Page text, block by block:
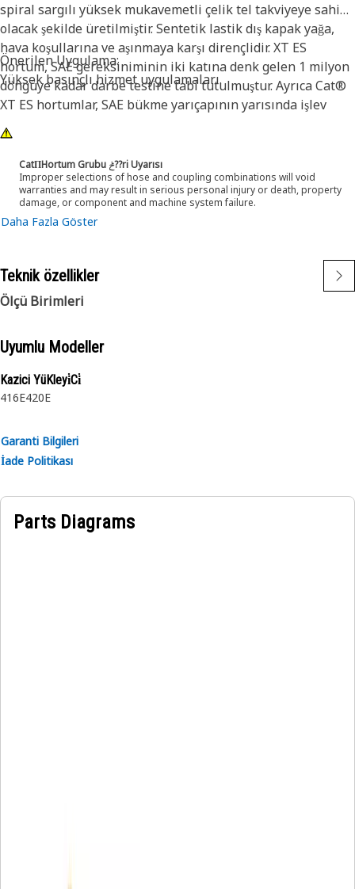
spiral sargılı yüksek mukavemetli çelik tel takviyeye sahip
olacak şekilde üretilmiştir. Sentetik lastik dış kapak yağa,
hava koşullarına ve aşınmaya karşı dirençlidir. XT ES
hortum, SAE gereksiniminin iki katına denk gelen 1 milyon
döngüye kadar darbe testine tabi tutulmuştur. Ayrıca Cat®
XT ES hortumlar, SAE bükme yarıçapının yarısında işlev
gösterecek şekilde tasarlanmıştır. Bu da dar alanlarda daha
iyi bükülmesi ve hortum uzunluğu gereksinimlerini önemli
ölçüde azaltması anlamına gelir. Bu özellikler, uzun ömür ve
mükemmel güvenilirlik sağlar.
Önerilen Uygulama:
Yüksek basınçlı hizmet uygulamaları.
CatΠHortum Grubu ݲ??ri Uyarısı
Improper selections of hose and coupling combinations will void
warranties and may result in serious personal injury or death, property
damage, or component and machine system failure.
Daha Fazla Göster
Teknik özellikler
Ölçü Birimleri
Uyumlu Modeller
Kazici YüKleyi̇Ci̇
416E420E
Garanti Bilgileri
İade Politikası
Parts Diagrams